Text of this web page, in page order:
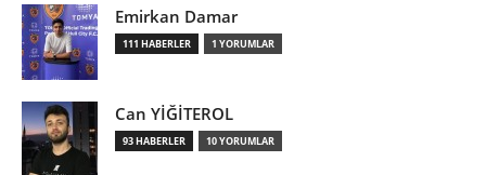
Emirkan Damar
111 HABERLER 1 YORUMLAR
Can YİĞİTEROL
93 HABERLER 10 YORUMLAR